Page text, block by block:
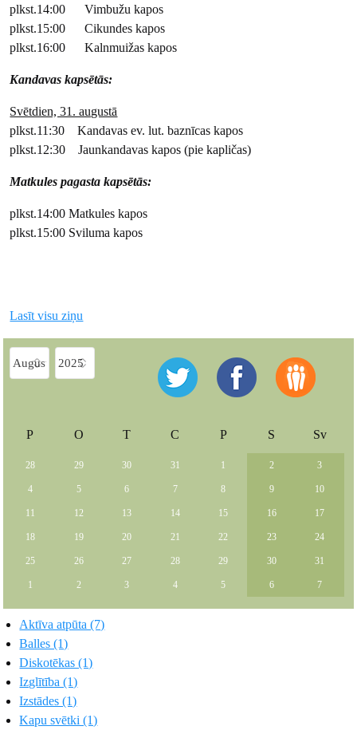
plkst.14:00 Vimbužu kapos
plkst.15:00 Cikundes kapos
plkst.16:00 Kalnmuižas kapos
Kandavas kapsētās:
Svētdien, 31. augustā
plkst.11:30 Kandavas ev. lut. baznīcas kapos
plkst.12:30 Jaunkandavas kapos (pie kapličas)
Matkules pagasta kapsētās:
plkst.14:00 Matkules kapos
plkst.15:00 Sviluma kapos
Lasīt visu ziņu
P O T C P S Sv
28 29 30 31 1 2 3
4 5 6 7 8 9 10
11 12 13 14 15 16 17
18 19 20 21 22 23 24
25 26 27 28 29 30 31
1 2 3 4 5 6 7
Aktīva atpūta (7)
Balles (1)
Diskotēkas (1)
Izglītība (1)
Izstādes (1)
Kapu svētki (1)